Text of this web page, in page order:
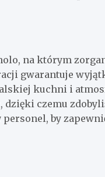
na którym
gwarantuje
kuchni i
czemu
by